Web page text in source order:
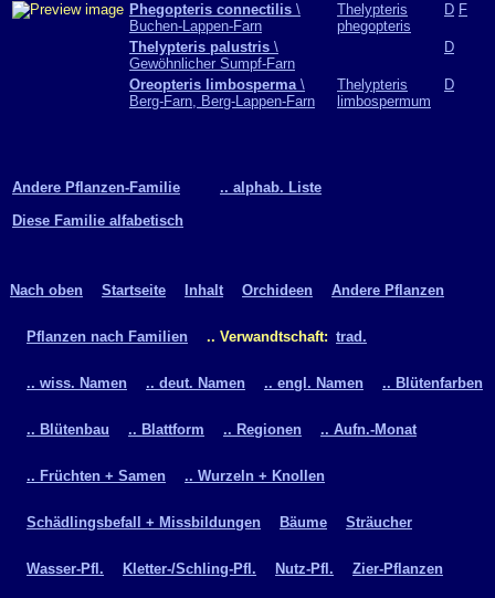
Phegopteris connectilis \
Buchen-Lappen-Farn
Thelypteris
phegopteris
D F
Thelypteris palustris \
Gewöhnlicher Sumpf-Farn
D
Oreopteris limbosperma\
Berg-Farn, Berg-Lappen-Farn
Thelypteris
limbospermum
D
Andere Pflanzen-Familie
.. alphab. Liste
Diese Familie alfabetisch
Nach oben Startseite Inhalt Orchideen Andere Pflanzen
Pflanzen nach Familien .. Verwandtschaft: trad.
.. wiss. Namen .. deut. Namen .. engl. Namen .. Blütenfarben
.. Blütenbau .. Blattform .. Regionen .. Aufn.-Monat
.. Früchten + Samen .. Wurzeln + Knollen
Schädlingsbefall + Missbildungen Bäume Sträucher
Wasser-Pfl. Kletter-/Schling-Pfl. Nutz-Pfl. Zier-Pflanzen